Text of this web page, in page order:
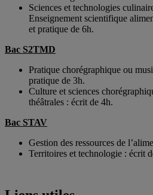
Sciences et technologies
Enseignement scientifique
et pratique de 6h.
Bac S2TMD
Pratique chorégraphique ou
pratique de 3h.
Culture et sciences
théâtrales : écrit de 4h.
Bac STAV
Gestion des ressources de
Territoires et technologie : écrit